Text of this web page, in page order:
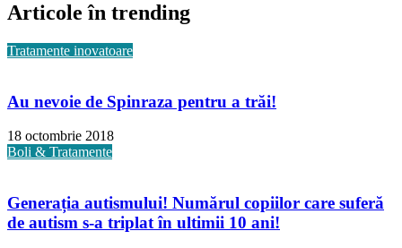
Articole în trending
Tratamente inovatoare
Au nevoie de Spinraza pentru a trăi!
18 octombrie 2018
Boli & Tratamente
Generația autismului! Numărul copiilor care suferă
de autism s-a triplat în ultimii 10 ani!